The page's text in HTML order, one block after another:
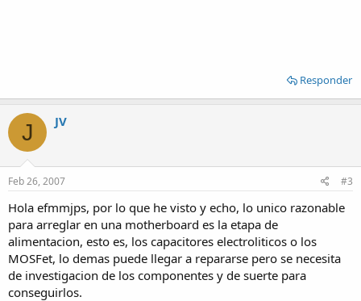
Responder
J JV
Feb 26, 2007 #3
Hola efmmjps, por lo que he visto y echo, lo unico razonable
para arreglar en una motherboard es la etapa de
alimentacion, esto es, los capacitores electroliticos o los
MOSFet, lo demas puede llegar a repararse pero se necesita
de investigacion de los componentes y de suerte para
conseguirlos.